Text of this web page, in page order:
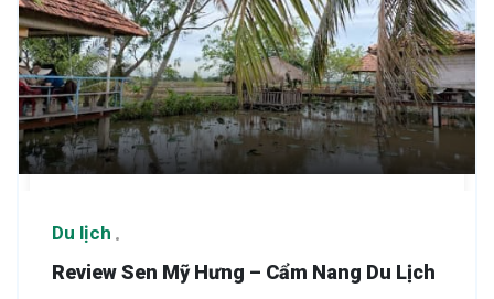
Du lịch
Review Sen Mỹ Hưng – Cẩm Nang Du Lịch